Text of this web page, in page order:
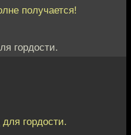
получается!
гордости.
гордости.